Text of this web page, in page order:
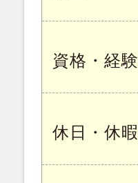
資格・経験
休日・休暇